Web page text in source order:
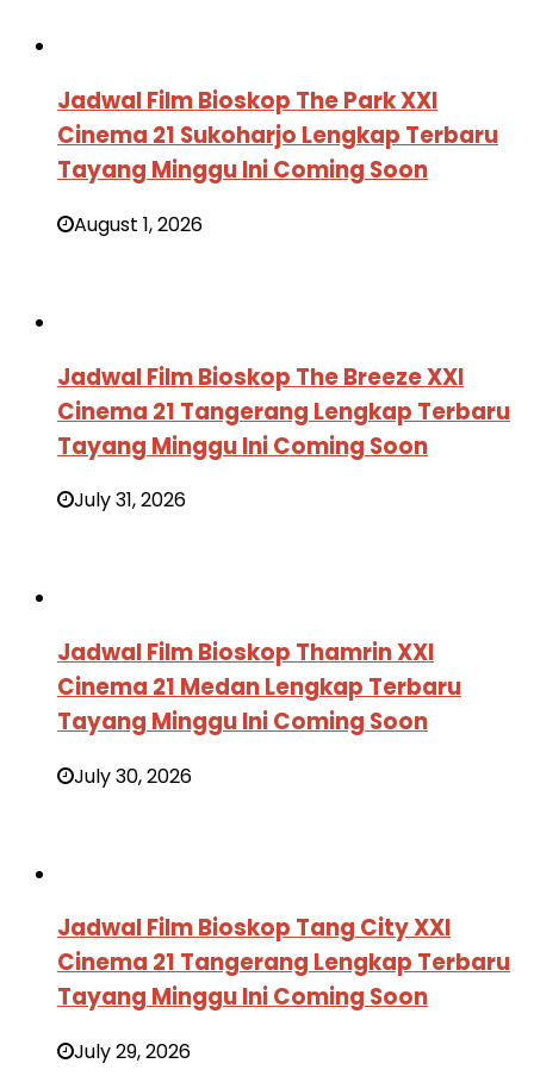
Jadwal Film Bioskop The Park XXI
Cinema 21 Sukoharjo Lengkap Terbaru
Tayang Minggu Ini Coming Soon
August 1, 2026
Jadwal Film Bioskop The Breeze XXI
Cinema 21 Tangerang Lengkap Terbaru
Tayang Minggu Ini Coming Soon
July 31, 2026
Jadwal Film Bioskop Thamrin XXI
Cinema 21 Medan Lengkap Terbaru
Tayang Minggu Ini Coming Soon
July 30, 2026
Jadwal Film Bioskop Tang City XXI
Cinema 21 Tangerang Lengkap Terbaru
Tayang Minggu Ini Coming Soon
July 29, 2026